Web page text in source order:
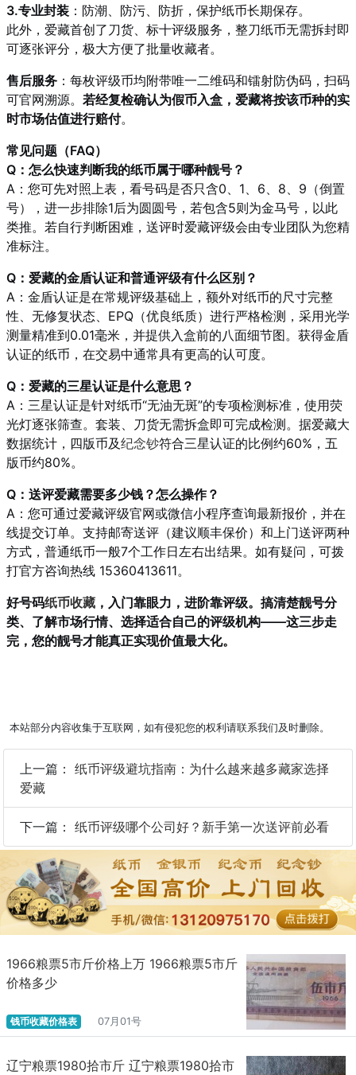
3.专业封装 ：防潮、防污、防折，保护纸币长期保存。
此外，爱藏首创了刀货、标十评级服务，整刀纸币无需拆封即
可逐张评分，极大方便了批量收藏者。
售后服务 ：每枚评级币均附带唯一二维码和镭射防伪码，扫码
可官网溯源。 若经复检确认为假币入盒，爱藏将按该币种的实
时市场估值进行赔付。
常见问题（FAQ）
Q：怎么快速判断我的纸币属于哪种靓号？
A：您可先对照上表，看号码是否只含0、1、6、8、9（倒置
号），进一步排除1后为圆圆号，若包含5则为金马号，以此
类推。若自行判断困难，送评时爱藏评级会由专业团队为您精
准标注。
Q：爱藏的金盾认证和普通评级有什么区别？
A：金盾认证是在常规评级基础上，额外对纸币的尺寸完整
性、无修复状态、EPQ（优良纸质）进行严格检测，采用光学
测量精准到0.01毫米，并提供入盒前的八面细节图。获得金盾
认证的纸币，在交易中通常具有更高的认可度。
Q：爱藏的三星认证是什么意思？
A：三星认证是针对纸币“无油无斑”的专项检测标准，使用荧
光灯逐张筛查。套装、刀货无需拆盒即可完成检测。据爱藏大
数据统计，四版币及纪念钞符合三星认证的比例约60%，五
版币约80%。
Q：送评爱藏需要多少钱？怎么操作？
A：您可通过爱藏评级官网或微信小程序查询最新报价，并在
线提交订单。支持邮寄送评（建议顺丰保价）和上门送评两种
方式，普通纸币一般7个工作日左右出结果。如有疑问，可拨
打官方咨询热线 15360413611。
好号码纸币收藏 ，入门靠眼力，进阶靠评级。搞清楚靓号分
类、了解市场行情、选择适合自己的评级机构——这三步走
完，您的靓号才能真正实现价值最大化。
本站部分内容收集于互联网，如有侵犯您的权利请联系我们及时删除。
上一篇： 纸币评级避坑指南：为什么越来越多藏家选择
爱藏
下一篇： 纸币评级哪个公司好？新手第一次送评前必看
1966粮票5市斤价格上万 1966粮票5市斤
价格多少
钱币收藏价格表 07月01号
辽宁粮票1980拾市斤 辽宁粮票1980拾市